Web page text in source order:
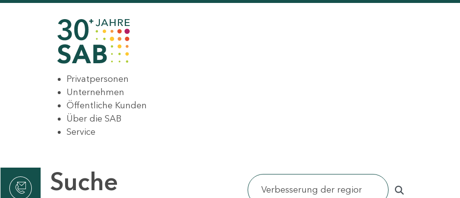
Privatpersonen
Unternehmen
Öffentliche Kunden
Über die SAB
Service
Suche